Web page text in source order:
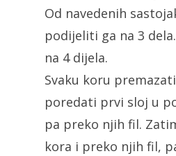
Od navedenih
podijeliti ga na 3
na 4 dijela.
Svaku koru
poredati prvi sloj u
pa preko njih fil.
kora i preko njih fil,